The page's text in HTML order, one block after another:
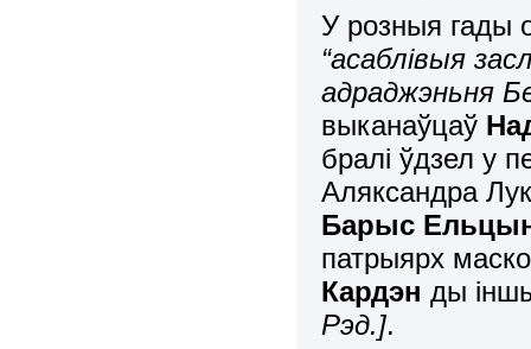
У розныя гады
“асаблівыя
адраджэньня
выканаўцаў
бралі ўдзел у
Аляксандра
Барыс
патрыярх
Кардэн ды
Рэд.].